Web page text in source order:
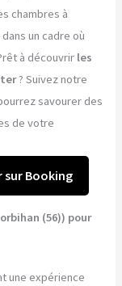
chambres à
un cadre où
à découvrir les
? Suivez notre
savourer des
de votre
sur Booking
(56)) pour
une expérience